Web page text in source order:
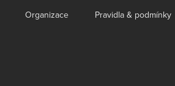
Organizace Pravidla & podmínky